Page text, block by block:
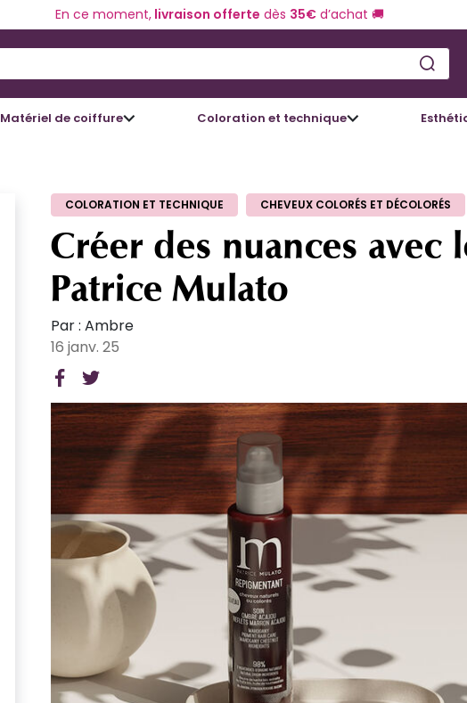
En ce moment,livraison offerte dès 35€d’achat 🚚
Matériel de coiffure Coloration et technique
COLORATION ET TECHNIQUE CHEVEUX COLORÉS ET DÉCOLORÉS
Créer des nuances avec
Patrice Mulato
Par : Ambre
16 janv. 25